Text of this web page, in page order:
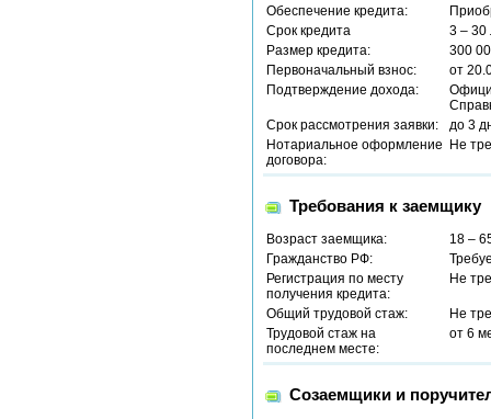
Обеспечение кредита:
Срок кредита
3 – 30
Размер кредита:
300
Первоначальный взнос:
от
Подтверждение дохода:
Срок рассмотрения заявки:
до 3
Нотариальное оформление
договора:
Не
Требования к заемщику
Возраст заемщика:
18 –
Гражданство РФ:
Регистрация по месту
получения кредита:
Не
Общий трудовой стаж:
Не
Трудовой стаж на
последнем месте:
от 6
Созаемщики и